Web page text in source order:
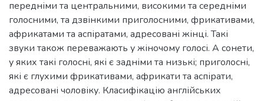
передніми та центральними, високими та середніми
голосними, та дзвінкими приголосними, фрикативами,
африкатами та аспіратами, адресовані жінці. Такі
звуки також переважають у жіночому голосі. А сонети,
у яких такі голосні, які є задніми та низькі; приголосні,
які є глухими фрикативами, африкати та аспірати,
адресовані чоловіку. Класифікацію англійських